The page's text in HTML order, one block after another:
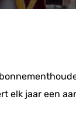
elk jaar een